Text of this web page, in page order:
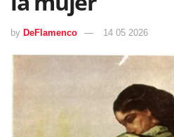
by DeFlamenco 14 05 2026